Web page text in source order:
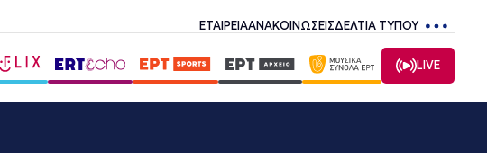
ΕΤΑΙΡΕΙΑΑΝΑΚΟΙΝΩΣΕΙΣΔΕΛΤΙΑ ΤΥΠΟΥ
LIVE